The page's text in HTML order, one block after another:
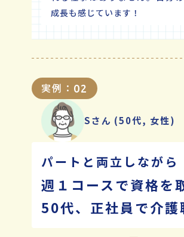
成長も感じています！
実例： 02
パートと両立しながら
週１コースで資格を
50代、正社員で介護
Sさん (50代, 女性)